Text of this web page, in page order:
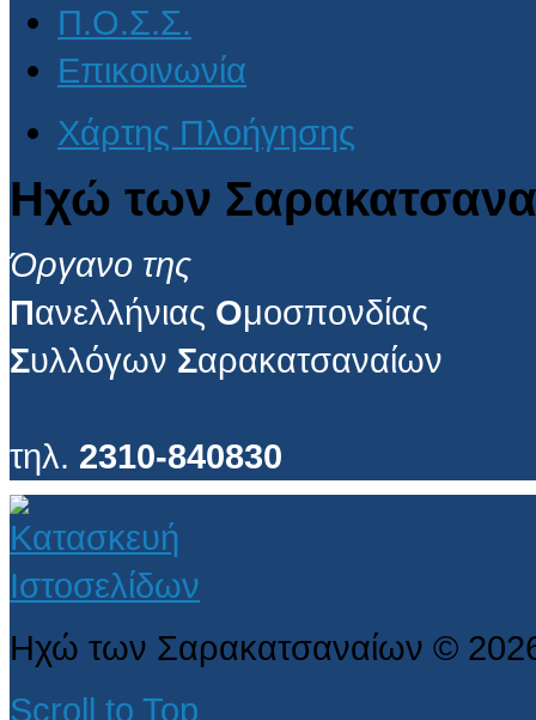
Π.Ο.Σ.Σ.
Επικοινωνία
Χάρτης Πλοήγησης
Ηχώ των
Όργανο της
Πανελλήνιας Ομοσπονδίας
Συλλόγων Σαρακατσαναίων
τηλ. 2310-840830
Ηχώ των Σαρακατσαναίων ©
Scroll to Top